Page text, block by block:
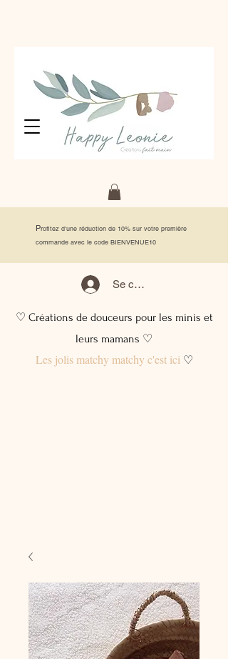
Profitez d'une réduction de 10% sur votre première
commande avec le code BIENVENUE10
Se connecter
♡ Créations de douceurs pour les minis et
leurs mamans ♡
Les jolis matchy matchy c'est ici♡